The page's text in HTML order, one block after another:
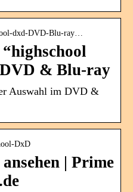
dxd-DVD-Blu-ray…
& Blu-ray
Auswahl im DVD &
DxD
| Prime